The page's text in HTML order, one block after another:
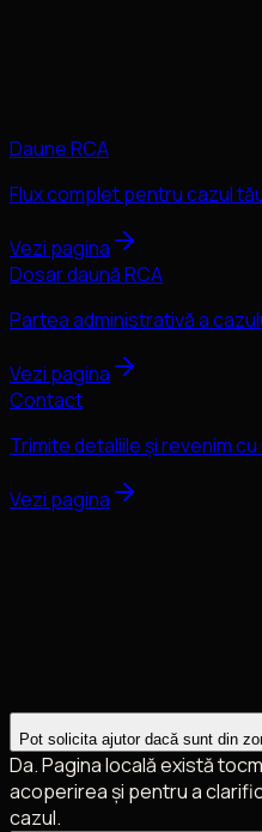
Daune RCA
Flux complet pentru cazul
Vezi pagina
Dosar daună RCA
Partea administrativă a
Vezi pagina
Contact
Trimite detaliile și revenim
Vezi pagina
Pot solicita ajutor dacă sunt din
Da. Pagina locală există
acoperirea și pentru a
cazul.